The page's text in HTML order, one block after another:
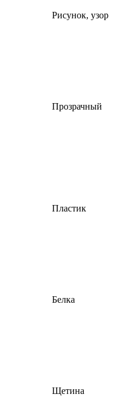
Рисунок, узор
Прозрачный
Пластик
Белка
Щетина